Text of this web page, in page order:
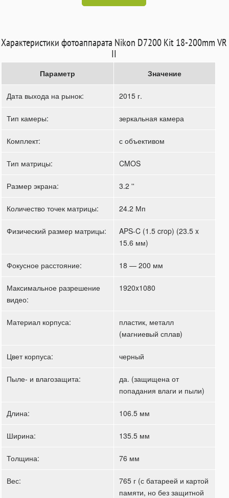
Характеристики фотоаппарата Nikon D7200 Kit 18-200mm VR
II
Параметр Значение
Дата выхода на рынок: 2015 г.
Тип камеры: зеркальная камера
Комплект: с объективом
Тип матрицы: CMOS
Размер экрана: 3.2 ''
Количество точек матрицы: 24.2 Мп
Физический размер матрицы:
APS-C (1.5 crop) (23.5 x
15.6 мм)
Фокусное расстояние: 18 — 200 мм
Максимальное разрешение
видео:
1920x1080
Материал корпуса:
пластик, металл
(магниевый сплав)
Цвет корпуса: черный
Пыле- и влагозащита:
да. (защищена от
попадания влаги и пыли)
Длина: 106.5 мм
Ширина: 135.5 мм
Толщина: 76 мм
Вес:
765 г (с батареей и картой
памяти, но без защитной